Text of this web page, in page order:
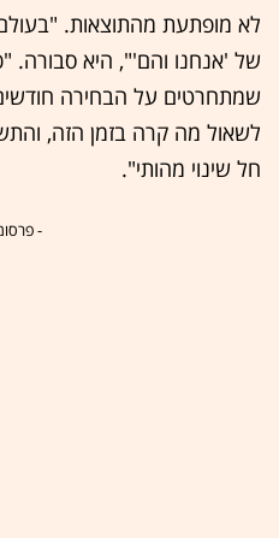
לא מופתעת מהתוצאות.
שמתחרטים על הבחירה
לשאול מה קרה בזמן הזה,
חל שינוי מהותי".
-